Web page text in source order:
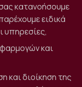
κατανοήσουμε
ειδικά
και
και διοίκηση της